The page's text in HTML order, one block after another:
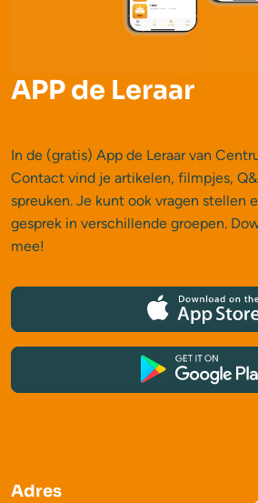
APP de Leraar
In de (gratis) App de Leraar van
Contact vind je artikelen, filmpjes,
spreuken. Je kunt ook vragen stellen
gesprek in verschillende groepen.
mee!
Adres